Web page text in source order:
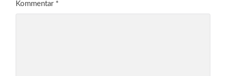
Kommentar *